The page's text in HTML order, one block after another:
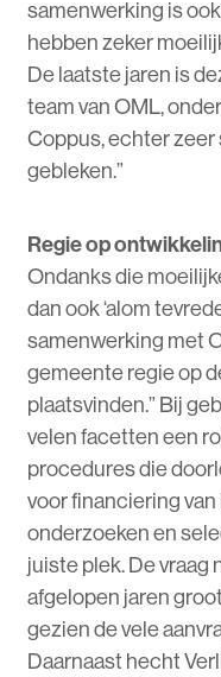
samenwerking is
hebben zeker
De laatste jaren is
team van OML,
Coppus, echter
gebleken.”
Regie op
Ondanks die
dan ook ‘alom
samenwerking met
gemeente regie op
plaatsvinden.” Bij
velen facetten een
procedures die
voor financiering
onderzoeken en
juiste plek. De vraag
afgelopen jaren
gezien de vele
Daarnaast hecht